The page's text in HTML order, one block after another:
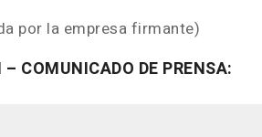
por la empresa firmante)
COMUNICADO DE PRENSA: